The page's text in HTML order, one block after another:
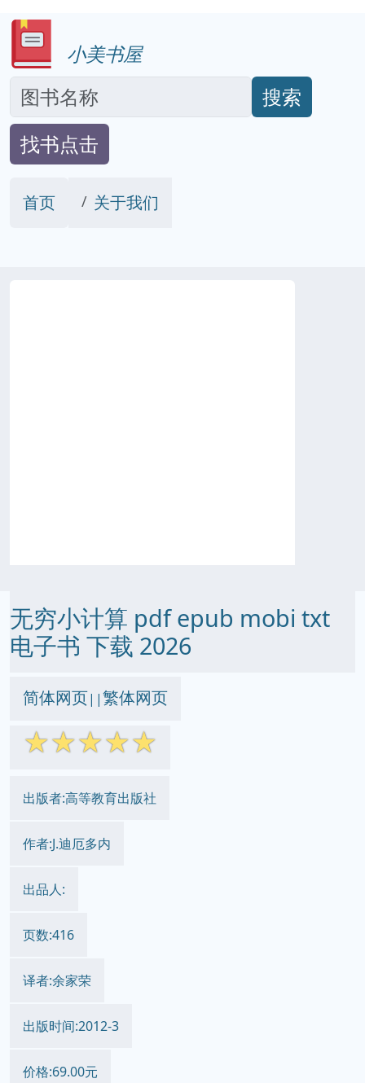
小美书屋
搜索
找书点击
首页 关于我们
无穷小计算 pdf epub mobi txt
电子书 下载 2026
简体网页||繁体网页
☆☆☆☆☆
出版者:高等教育出版社
作者:J.迪厄多内
出品人:
页数:416
译者:余家荣
出版时间:2012-3
价格:69.00元